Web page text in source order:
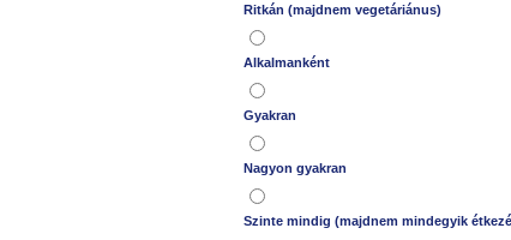
Ritkán (majdnem vegetáriánus)
Alkalmanként
Gyakran
Nagyon gyakran
Szinte mindig (majdnem mindegyik